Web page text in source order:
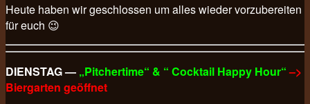
Heute haben wir geschlossen um alles wieder vorzubereiten
für euch 😉
DIENSTAG — „Pitchertime“ & “ Cocktail Happy Hour“–>
Biergarten geöffnet